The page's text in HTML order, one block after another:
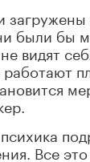
загружены
были бы
видят
Все